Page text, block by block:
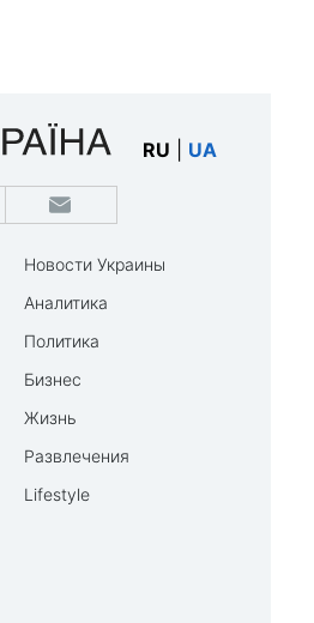
RU UA
Новости Украины
Аналитика
Политика
Бизнес
Жизнь
Развлечения
Lifestyle